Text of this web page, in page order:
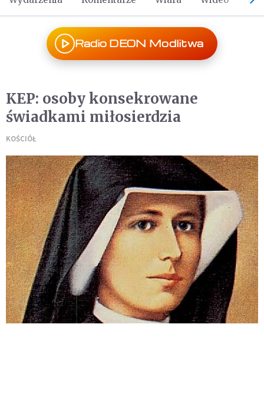
Radio DEON Modlitwa
KEP: osoby konsekrowane
świadkami miłosierdzia
KOŚCIÓŁ